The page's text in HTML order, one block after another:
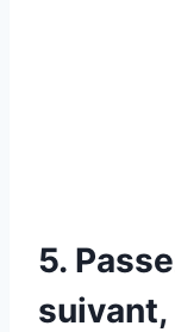
5.
suivant,